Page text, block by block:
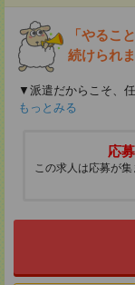
「やるこ
続けられま
▼派遣だからこそ、
もっとみる
応
この求人は応募が